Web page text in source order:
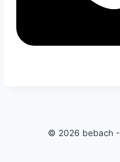
© 2026 bebach -